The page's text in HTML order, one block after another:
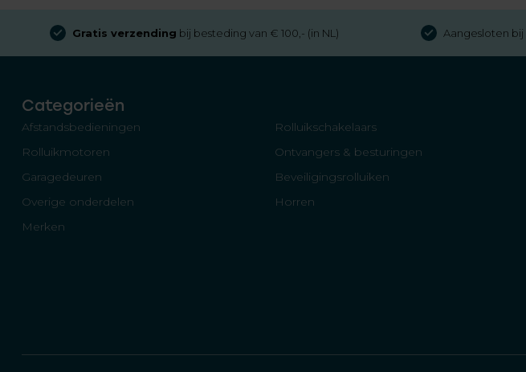
Gratis verzending bij besteding van € 100,- (in NL) Aangesloten bij
Categorieën
Afstandsbedieningen
Rolluikschakelaars
Rolluikmotoren
Ontvangers & besturingen
Garagedeuren
Beveiligingsrolluiken
Overige onderdelen
Horren
Merken